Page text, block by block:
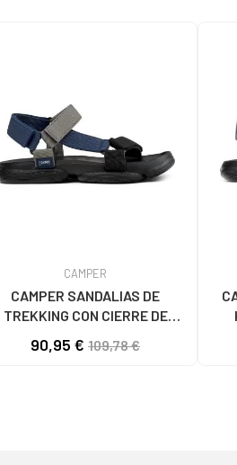
CAMPER
CAMPER SANDALIAS DE
TREKKING CON CIERRE DE
90,95 € 109,78 €